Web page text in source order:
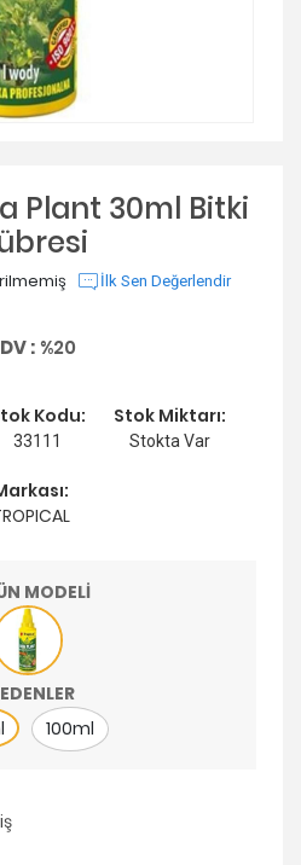
Plant 30ml Bitki
İlk Sen Değerlendir
: %20
Kodu:
33111
Stok Miktarı:
Stokta Var
MODELİ
100ml